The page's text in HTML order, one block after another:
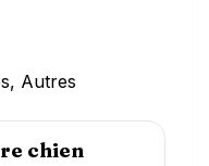
Autres
chien